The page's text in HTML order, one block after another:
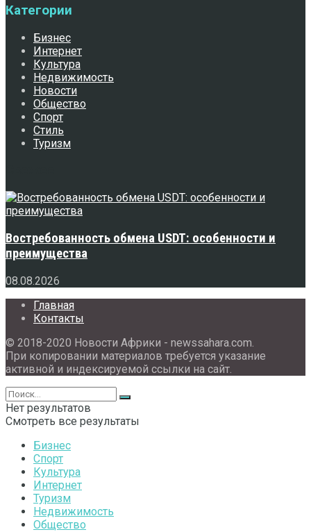
Категории
Бизнес
Интернет
Культура
Недвижимость
Новости
Общество
Спорт
Стиль
Туризм
Востребованность обмена USDT: особенности и
преимущества
08.08.2026
Главная
Контакты
© 2018-2020 Новости Африки - newssahara.com.
При копировании материалов требуется указание
активной и индексируемой ссылки на сайт.
Нет результатов
Смотреть все результаты
Бизнес
Спорт
Культура
Интернет
Туризм
Недвижимость
Общество